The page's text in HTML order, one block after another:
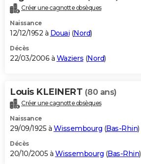
Créer une cagnotte obsèques
Naissance
12/12/1952 à Douai (Nord)
Décès
22/03/2006 à Waziers (Nord)
Louis KLEINERT (80 ans)
Créer une cagnotte obsèques
Naissance
29/09/1925 à Wissembourg (Bas-Rhin)
Décès
20/10/2005 à Wissembourg (Bas-Rhin)